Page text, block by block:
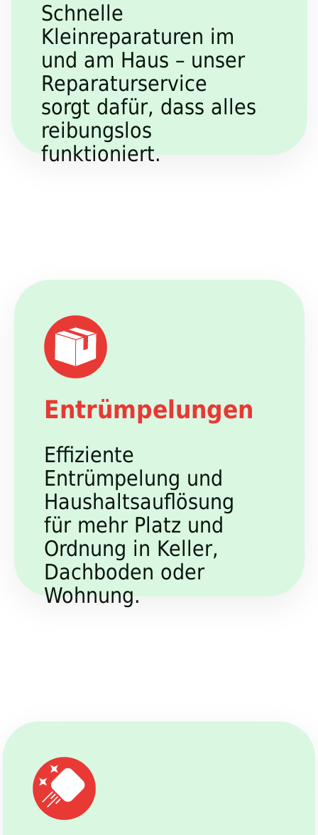
Schnelle
Kleinreparaturen im
und am Haus – unser
Reparaturservice
sorgt dafür, dass alles
reibungslos
funktioniert.
Entrümpelungen
Effiziente
Entrümpelung und
Haushaltsauflösung
für mehr Platz und
Ordnung in Keller,
Dachboden oder
Wohnung.